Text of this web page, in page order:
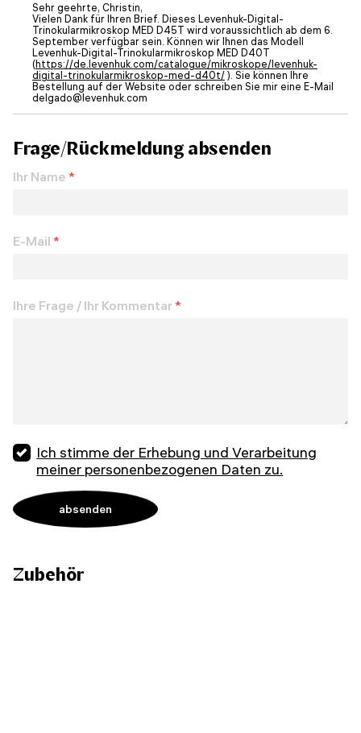
Sehr geehrte, Christin,
Vielen Dank für Ihren Brief. Dieses Levenhuk-Digital-
Trinokularmikroskop MED D45T wird voraussichtlich ab dem 6.
September verfügbar sein. Können wir Ihnen das Modell
Levenhuk-Digital-Trinokularmikroskop MED D40T
(https://de.levenhuk.com/catalogue/mikroskope/levenhuk-
digital-trinokularmikroskop-med-d40t/ ). Sie können Ihre
Bestellung auf der Website oder schreiben Sie mir eine E-Mail
delgado@levenhuk.com
Frage/Rückmeldung absenden
Ihr Name *
E-Mail *
Ihre Frage / Ihr Kommentar*
Ich stimme der Erhebung und Verarbeitung
meiner personenbezogenen Daten zu.
Zubehör